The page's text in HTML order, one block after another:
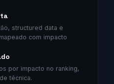
structured data e
com impacto
por impacto no ranking,
técnica.